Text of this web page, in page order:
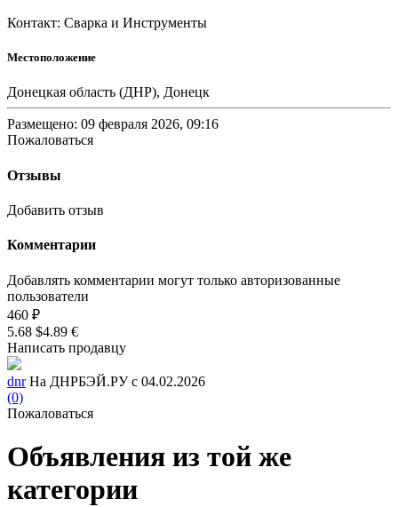
Контакт: Сварка и Инструменты
Местоположение
Донецкая область (ДНР), Донецк
Размещено: 09 февраля 2026, 09:16
Пожаловаться
Отзывы
Добавить отзыв
Комментарии
Добавлять комментарии могут только авторизованные
пользователи
460 ₽
5.68 $4.89 €
Написать продавцу
dnr На ДНРБЭЙ.РУ с 04.02.2026
(0)
Пожаловаться
Объявления из той же
категории